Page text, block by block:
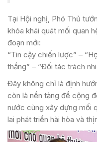
Tại Hội nghị, Phó Thủ
khóa khái quát mối quan
đoạn mới:
“Tin cậy chiến lược” –
thắng” – “Đối tác trách
Đây không chỉ là định
còn là nền tảng để cộng
nước cùng xây dựng mối
lai phát triển hài hòa và